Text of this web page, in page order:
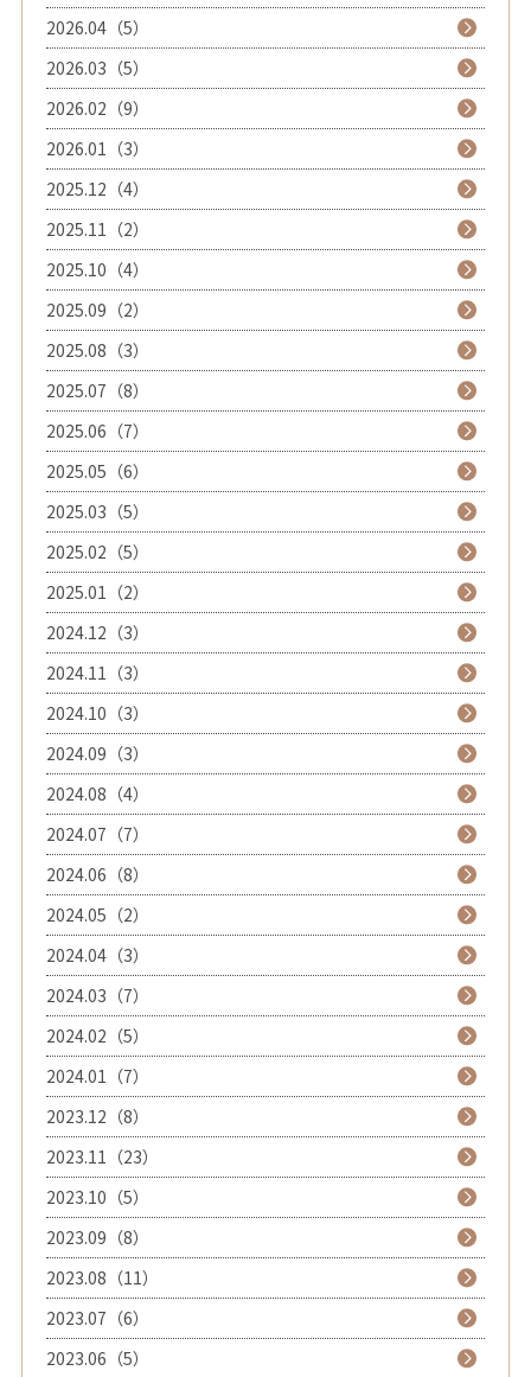
2026.04（5）
2026.03（5）
2026.02（9）
2026.01（3）
2025.12（4）
2025.11（2）
2025.10（4）
2025.09（2）
2025.08（3）
2025.07（8）
2025.06（7）
2025.05（6）
2025.03（5）
2025.02（5）
2025.01（2）
2024.12（3）
2024.11（3）
2024.10（3）
2024.09（3）
2024.08（4）
2024.07（7）
2024.06（8）
2024.05（2）
2024.04（3）
2024.03（7）
2024.02（5）
2024.01（7）
2023.12（8）
2023.11（23）
2023.10（5）
2023.09（8）
2023.08（11）
2023.07（6）
2023.06（5）